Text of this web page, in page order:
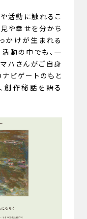
活動に触れるこ
や幸せを分かち
かけが生まれる
動の中でも、一
ハさんがご自身
ビゲートのもと
創作秘話を語る